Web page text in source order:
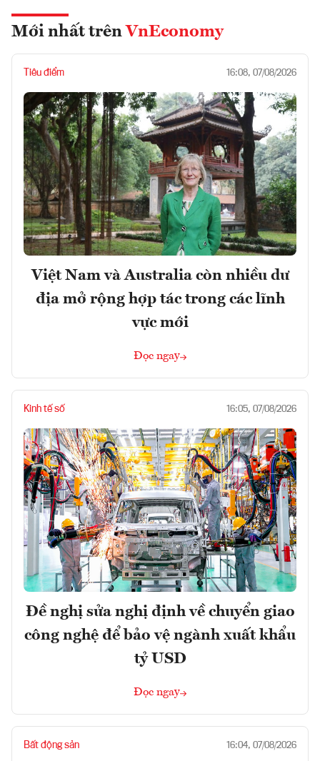
Mới nhất trên VnEconomy
Tiêu điểm 16:08, 07/08/2026
Việt Nam và Australia còn nhiều dư
địa mở rộng hợp tác trong các lĩnh
vực mới
Đọc ngay
Kinh tế số 16:05, 07/08/2026
Đề nghị sửa nghị định về chuyển giao
công nghệ để bảo vệ ngành xuất khẩu
tỷ USD
Đọc ngay
Bất động sản 16:04, 07/08/2026